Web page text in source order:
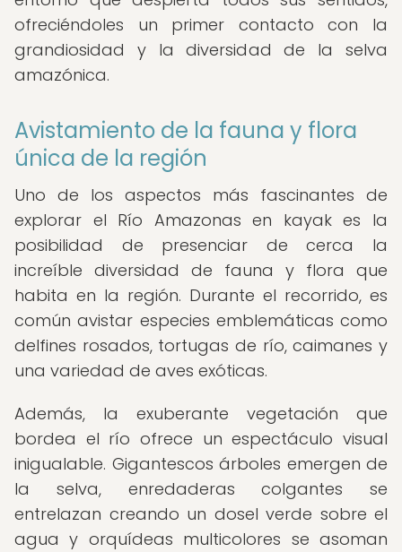
ofreciéndoles un primer contacto con la
grandiosidad y la diversidad de la selva
amazónica.
Avistamiento de la fauna y flora
única de la región
Uno de los aspectos más fascinantes de
explorar el Río Amazonas en kayak es la
posibilidad de presenciar de cerca la
increíble diversidad de fauna y flora que
habita en la región. Durante el recorrido, es
común avistar especies emblemáticas como
delfines rosados, tortugas de río, caimanes y
una variedad de aves exóticas.
Además, la exuberante vegetación que
bordea el río ofrece un espectáculo visual
inigualable. Gigantescos árboles emergen de
la selva, enredaderas colgantes se
entrelazan creando un dosel verde sobre el
agua y orquídeas multicolores se asoman